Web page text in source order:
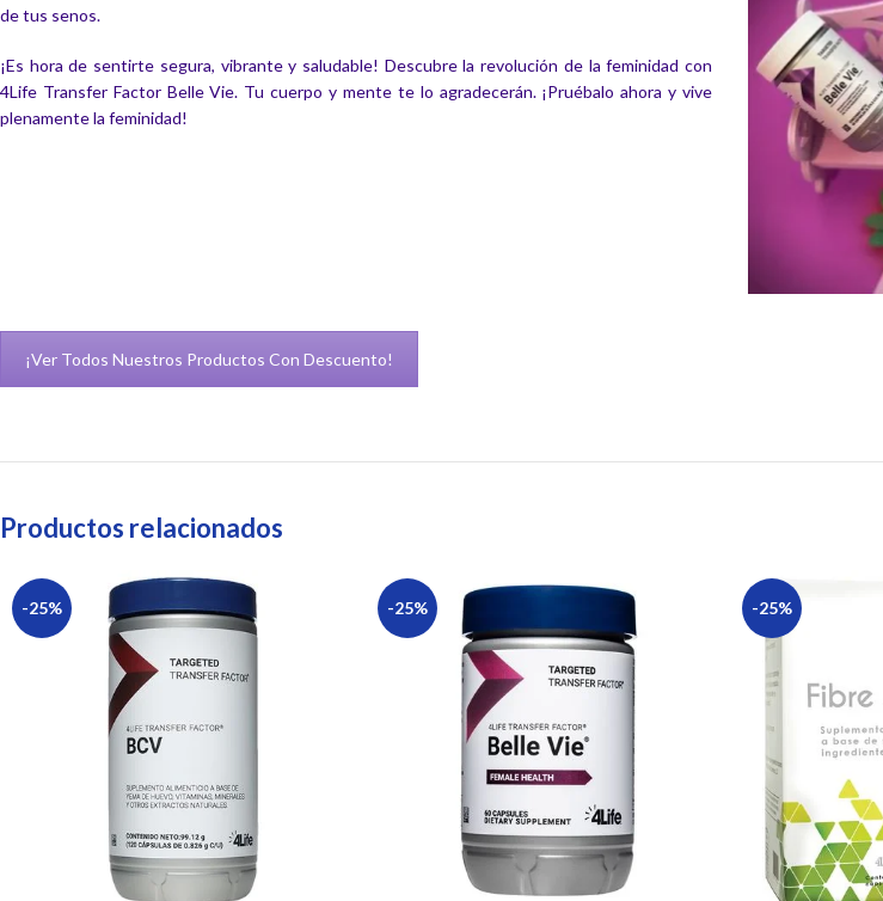
de tus senos.
¡Es hora de sentirte segura, vibrante y saludable! Descubre la revolución de la feminidad con
4Life Transfer Factor Belle Vie. Tu cuerpo y mente te lo agradecerán. ¡Pruébalo ahora y vive
plenamente la feminidad!
¡Ver Todos Nuestros Productos Con Descuento!
Productos relacionados
-25% -25% -25%